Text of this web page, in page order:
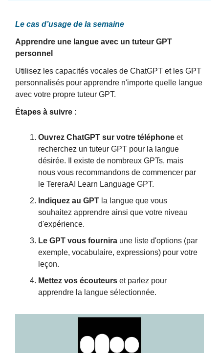
Le cas d’usage de la semaine
Apprendre une langue avec un tuteur GPT
personnel
Utilisez les capacités vocales de ChatGPT et les GPT
personnalisés pour apprendre n'importe quelle langue
avec votre propre tuteur GPT.
Étapes à suivre :
Ouvrez ChatGPT sur votre téléphone et
recherchez un tuteur GPT pour la langue
désirée. Il existe de nombreux GPTs, mais
nous vous recommandons de commencer par
le TereraAI Learn Language GPT.
Indiquez au GPT la langue que vous
souhaitez apprendre ainsi que votre niveau
d'expérience.
Le GPT vous fournira une liste d'options (par
exemple, vocabulaire, expressions) pour votre
leçon.
Mettez vos écouteurs et parlez pour
apprendre la langue sélectionnée.